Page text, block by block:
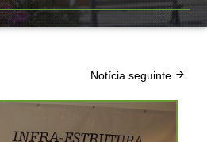
Notícia seguinte